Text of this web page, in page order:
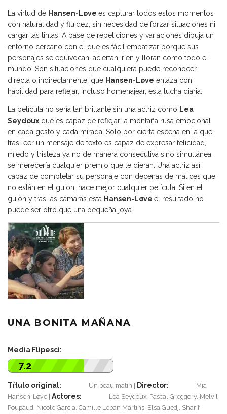
La virtud de Hansen-Løve es capturar todos estos momentos
con naturalidad y fluidez, sin necesidad de forzar situaciones ni
cargar las tintas. A base de repeticiones y variaciones dibuja un
entorno cercano con el que es fácil empatizar porque sus
personajes se equivocan, aciertan, ríen y lloran como todo el
mundo. Son situaciones que cualquiera puede reconocer,
directa o indirectamente, que Hansen-Løve enlaza con
habilidad para reflejar, incluso homenajear, esta lucha diaria.
La película no sería tan brillante sin una actriz como Lea
Seydoux que es capaz de reflejar la montaña rusa emocional
en cada gesto y cada mirada. Solo por cierta escena en la que
tras leer un mensaje de texto es capaz de expresar felicidad,
miedo y tristeza ya no de manera consecutiva sino simultánea
se merecería cualquier premio que le dieran. Una actriz así,
capaz de completar su personaje con decenas de matices que
no están en el guion, hace mejor cualquier película. Si en el
guion y tras las cámaras está Hansen-Løve el resultado no
puede ser otro que una pequeña joya.
UNA BONITA MAÑANA
Media Flipesci:
7.2
Título original: Un beau matin Director:
Mia
Hansen-Løve Actores:
Léa Seydoux, Pascal Greggory, Melvil
Poupaud, Nicole Garcia, Camille Leban Martins, Elsa Guedj, Sharif